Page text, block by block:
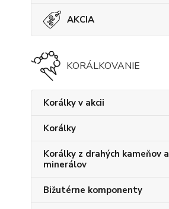
AKCIA
KORÁLKOVANIE
Korálky v akcii
Korálky
Korálky z drahých kameňov a
minerálov
Bižutérne komponenty